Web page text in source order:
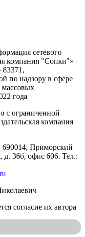
сетевого
компания "Сопки"» -
по надзору в сфере
года
с ограниченной
компания
690014, Приморский
д. 36б, офис 606. Тел.:
согласие их автора